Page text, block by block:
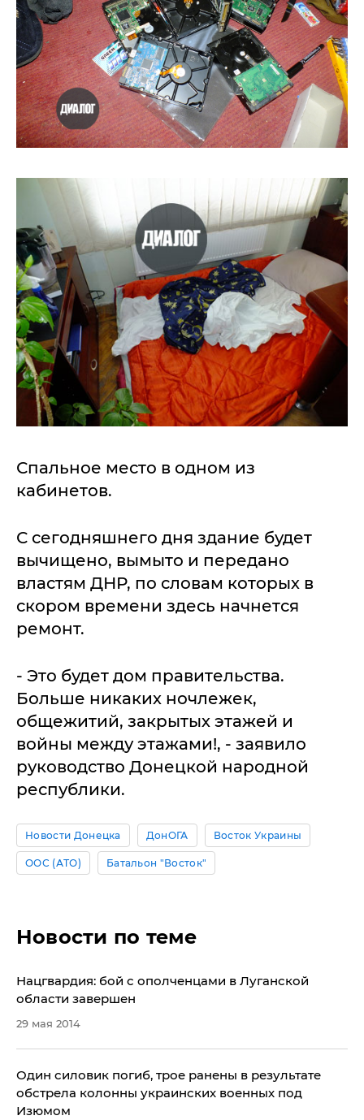
Спальное место в одном из
кабинетов.
С сегодняшнего дня здание будет
вычищено, вымыто и передано
властям ДНР, по словам которых в
скором времени здесь начнется
ремонт.
- Это будет дом правительства.
Больше никаких ночлежек,
общежитий, закрытых этажей и
войны между этажами!, - заявило
руководство Донецкой народной
республики.
Новости Донецка ДонОГА Восток Украины
ООС (АТО) Батальон "Восток"
Новости по теме
Нацгвардия: бой с ополченцами в Луганской
области завершен
29 мая 2014
Один силовик погиб, трое ранены в результате
обстрела колонны украинских военных под
Изюмом